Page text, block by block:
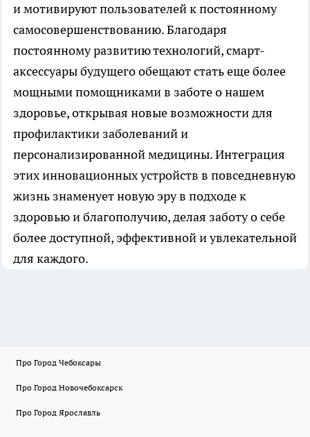
и мотивируют пользователей к постоянному
самосовершенствованию. Благодаря
постоянному развитию технологий, смарт-
аксессуары будущего обещают стать еще более
мощными помощниками в заботе о нашем
здоровье, открывая новые возможности для
профилактики заболеваний и
персонализированной медицины. Интеграция
этих инновационных устройств в повседневную
жизнь знаменует новую эру в подходе к
здоровью и благополучию, делая заботу о себе
более доступной, эффективной и увлекательной
для каждого.
Про Город Чебоксары
Про Город Новочебоксарск
Про Город Ярославль